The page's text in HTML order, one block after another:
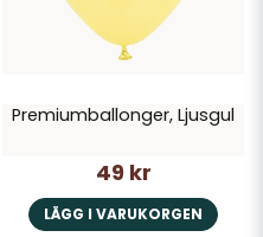
Premiumballonger, Ljusgul
49 kr
LÄGG I VARUKORGEN